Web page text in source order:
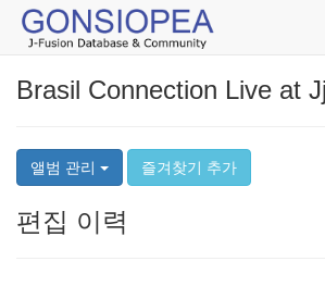
Brasil Connection Live at
앨범 관리 즐겨찾기 추가
편집 이력